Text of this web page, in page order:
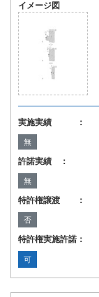
イメージ図
実施実績 ：
無
許諾実績 ：
無
特許権譲渡 ：
否
特許権実施許諾：
可